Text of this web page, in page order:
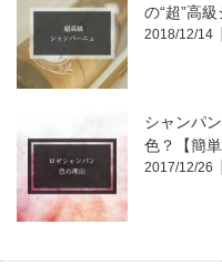
の“超”高
2018/12/14
シャンパ
色？【簡単
2017/12/26